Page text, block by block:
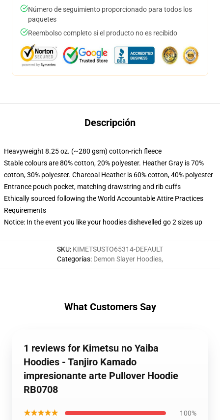
Número de seguimiento proporcionado para todos los
paquetes
Reembolso completo si el producto no es recibido
Descripción
Heavyweight 8.25 oz. (~280 gsm) cotton-rich fleece
Stable colours are 80% cotton, 20% polyester. Heather Gray is 70%
cotton, 30% polyester. Charcoal Heather is 60% cotton, 40% polyester
Entrance pouch pocket, matching drawstring and rib cuffs
Ethically sourced following the World Accountable Attire Practices
Requirements
Notice: In the event you like your hoodies dishevelled go 2 sizes up
SKU: KIMETSUSTO65314-DEFAULT
Categorías: Demon Slayer Hoodies,
What Customers Say
1 reviews for Kimetsu no Yaiba
Hoodies - Tanjiro Kamado
impresionante arte Pullover Hoodie
RB0708
★★★★★ 100%